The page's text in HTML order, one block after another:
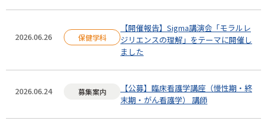
2026.06.26 保健学科
【開催報告】Sigma講演会「モラルレ
ジリエンスの理解」をテーマに開催し
ました
2026.06.24 募集案内
【公募】臨床看護学講座（慢性期・終
末期・がん看護学） 講師